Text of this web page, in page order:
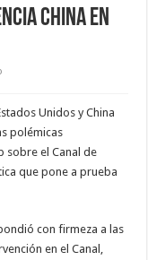
China en
Unidos y China
polémicas
sobre el Canal de
que pone a prueba
con firmeza a las
en el Canal,